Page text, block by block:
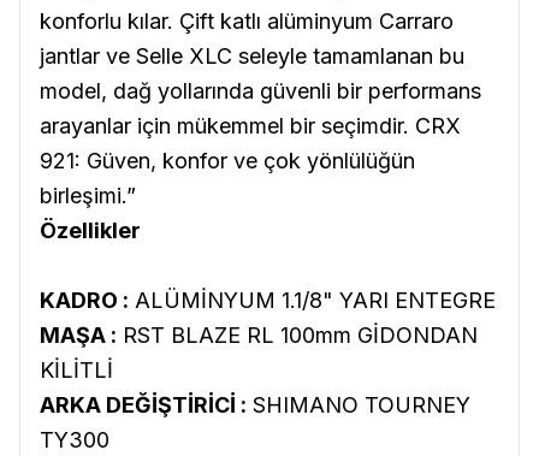
konforlu kılar. Çift katlı alüminyum Carraro
jantlar ve Selle XLC seleyle tamamlanan bu
model, dağ yollarında güvenli bir performans
arayanlar için mükemmel bir seçimdir. CRX
921: Güven, konfor ve çok yönlülüğün
birleşimi.”
Özellikler
KADRO : ALÜMİNYUM 1.1/8" YARI ENTEGRE
MAŞA : RST BLAZE RL 100mm GİDONDAN
KİLİTLİ
ARKA DEĞİŞTİRİCİ : SHIMANO TOURNEY
TY300